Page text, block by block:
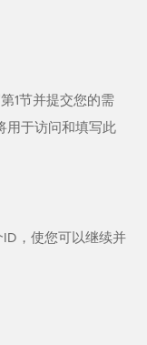
1节并提交您的需
用于访问和填写此
，使您可以继续并